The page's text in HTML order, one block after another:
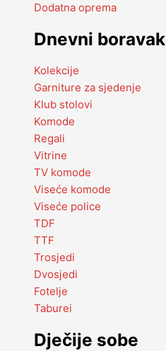
Dodatna oprema
Dnevni boravak
Kolekcije
Garniture za sjedenje
Klub stolovi
Komode
Regali
Vitrine
TV komode
Viseće komode
Viseće police
TDF
TTF
Trosjedi
Dvosjedi
Fotelje
Taburei
Dječije sobe